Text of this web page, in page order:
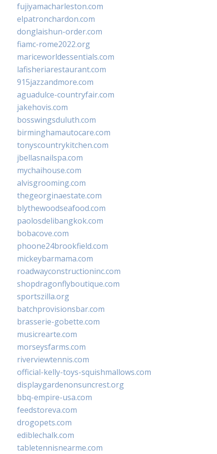
fujiyamacharleston.com
elpatronchardon.com
donglaishun-order.com
fiamc-rome2022.org
mariceworldessentials.com
lafisheriarestaurant.com
915jazzandmore.com
aguadulce-countryfair.com
jakehovis.com
bosswingsduluth.com
birminghamautocare.com
tonyscountrykitchen.com
jbellasnailspa.com
mychaihouse.com
alvisgrooming.com
thegeorginaestate.com
blythewoodseafood.com
paolosdelibangkok.com
bobacove.com
phoone24brookfield.com
mickeybarmama.com
roadwayconstructioninc.com
shopdragonflyboutique.com
sportszilla.org
batchprovisionsbar.com
brasserie-gobette.com
musicrearte.com
morseysfarms.com
riverviewtennis.com
official-kelly-toys-squishmallows.com
displaygardenonsuncrest.org
bbq-empire-usa.com
feedstoreva.com
drogopets.com
ediblechalk.com
tabletennisnearme.com